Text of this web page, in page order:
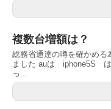
複数台増額は？
総務省通達の噂を確かめ
ました auは iphone5S
っ...